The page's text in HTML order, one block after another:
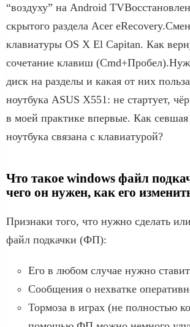
“воздуху” на Android
скрытого раздела Acer
клавиатуры OS X El Capitan. Как
сочетание клавиш
диск на разделы и какая от них
ноутбука ASUS X551: не стартует,
в моей практике впервые. Как севшая
ноутбука связана с клавиатурой?
Что такое windows файл
чего он нужен, как его
Признаки того, что нужно сделать
файл подкачки (ФП):
Его в любом случае нужно
Сообщения о нехватке
Тормоза в играх (не полностью